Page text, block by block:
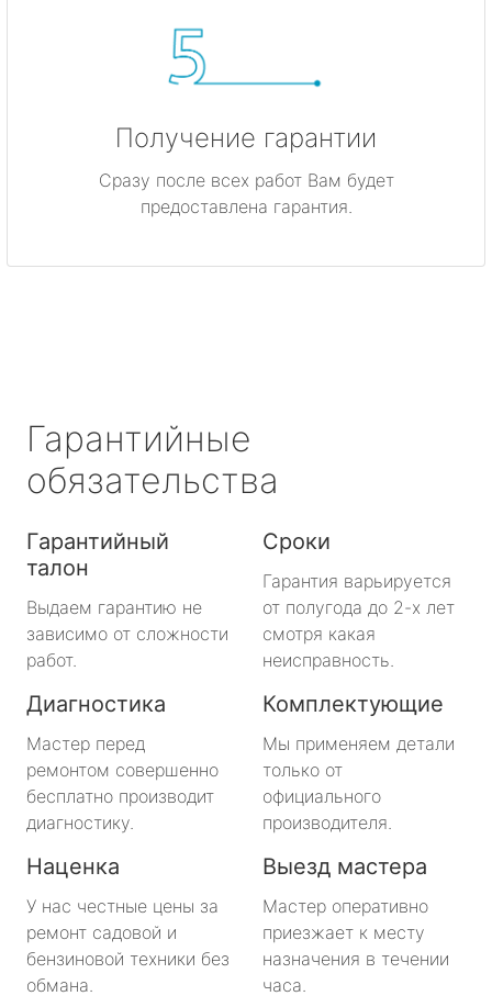
Получение гарантии
Сразу после всех работ Вам будет
предоставлена гарантия.
Гарантийные
обязательства
Гарантийный
талон
Выдаем гарантию не
зависимо от сложности
работ.
Сроки
Гарантия варьируется
от полугода до 2-х лет
смотря какая
неисправность.
Диагностика
Мастер перед
ремонтом совершенно
бесплатно производит
диагностику.
Комплектующие
Мы применяем детали
только от
официального
производителя.
Наценка
У нас честные цены за
ремонт садовой и
бензиновой техники без
обмана.
Выезд мастера
Мастер оперативно
приезжает к месту
назначения в течении
часа.